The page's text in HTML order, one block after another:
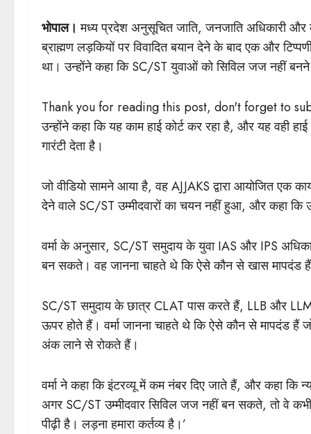
भोपाल। मध्य प्रदेश अनुसूचित जाति, जनजाति अधिकारी और
ब्राह्मण लड़कियों पर विवादित बयान देने के बाद एक और
था। उन्होंने कहा कि SC/ST युवाओं को सिविल जज नहीं बनने
Thank you for reading this post, don't forget to
उन्होंने कहा कि यह काम हाई कोर्ट कर रहा है, और यह वही
गारंटी देता है।
जो वीडियो सामने आया है, वह AJJAKS द्वारा आयोजित एक
देने वाले SC/ST उम्मीदवारों का चयन नहीं हुआ, और कहा कि
वर्मा के अनुसार, SC/ST समुदाय के युवा IAS और IPS
बन सकते। वह जानना चाहते थे कि ऐसे कौन से खास मापदंड
SC/ST समुदाय के छात्र CLAT पास करते हैं, LLB और
ऊपर होते हैं। वर्मा जानना चाहते थे कि ऐसे कौन से मापदंड हैं
अंक लाने से रोकते हैं।
वर्मा ने कहा कि इंटरव्यू में कम नंबर दिए जाते हैं, और कहा कि
अगर SC/ST उम्मीदवार सिविल जज नहीं बन सकते, तो वे
पीढ़ी है। लड़ना हमारा कर्तव्य है।’